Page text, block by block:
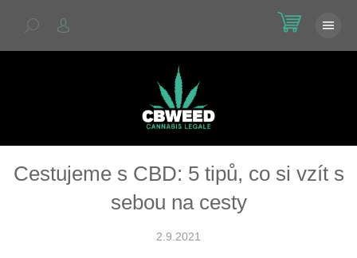
Cestujeme s CBD: 5 tipů, co si vzít s
sebou na cesty
2.9.2021